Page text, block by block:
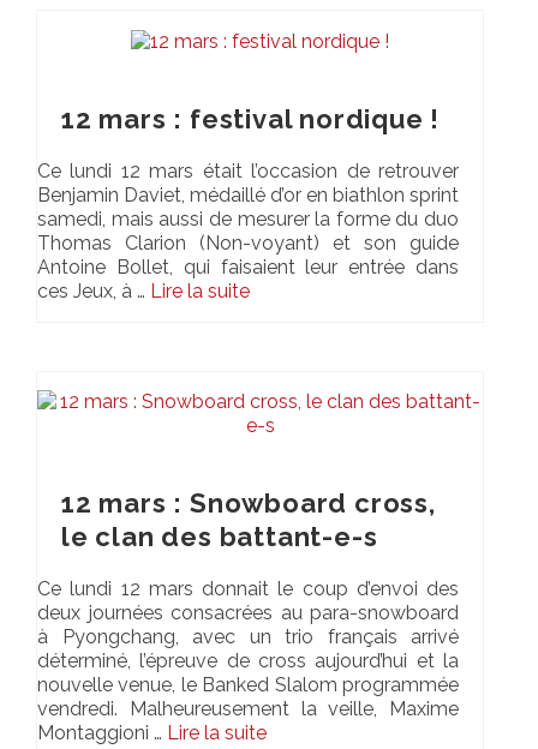
12 mars : festival nordique !
Ce lundi 12 mars était l’occasion de retrouver
Benjamin Daviet, médaillé d’or en biathlon sprint
samedi, mais aussi de mesurer la forme du duo
Thomas Clarion (Non-voyant) et son guide
Antoine Bollet, qui faisaient leur entrée dans
ces Jeux, à … Lire la suite­­
12 mars : Snowboard cross,
le clan des battant-e-s
Ce lundi 12 mars donnait le coup d’envoi des
deux journées consacrées au para-snowboard
à Pyongchang, avec un trio français arrivé
déterminé, l’épreuve de cross aujourd’hui et la
nouvelle venue, le Banked Slalom programmée
vendredi. Malheureusement la veille, Maxime
Montaggioni … Lire la suite­­